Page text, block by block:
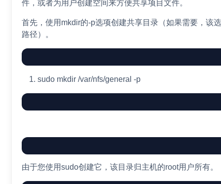
件，或者为用户创建空间来方便共享项目文件。
首先，使用mkdir的-p选项创建共享目录（如果需要，该
路径）。
sudo mkdir /var/nfs/general -p
由于您使用sudo创建它，该目录归主机的root用户所有。